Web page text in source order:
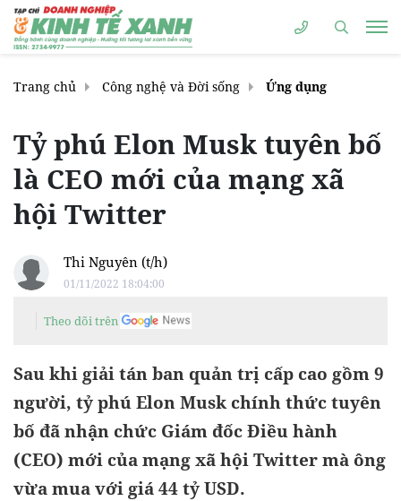
Trang chủ Công nghệ và Đời sống Ứng dụng
Tỷ phú Elon Musk tuyên bố
là CEO mới của mạng xã
hội Twitter
Thi Nguyên (t/h)
01/11/2022 18:04:00
Theo dõi trên
Sau khi giải tán ban quản trị cấp cao gồm 9
người, tỷ phú Elon Musk chính thức tuyên
bố đã nhận chức Giám đốc Điều hành
(CEO) mới của mạng xã hội Twitter mà ông
vừa mua với giá 44 tỷ USD.